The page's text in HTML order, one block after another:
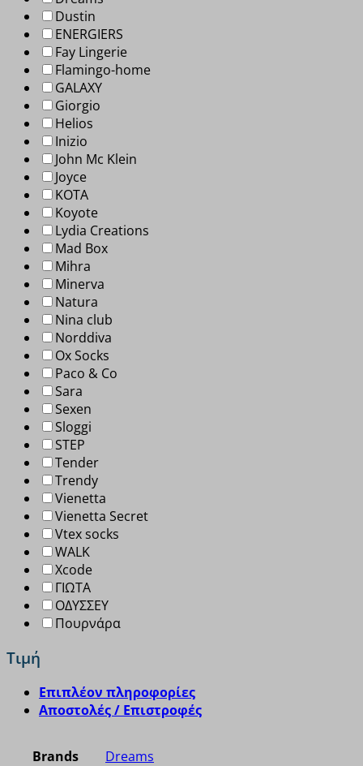
Dustin
ENERGIERS
Fay Lingerie
Flamingo-home
GALAXY
Giorgio
Helios
Inizio
John Mc Klein
Joyce
KOTA
Koyote
Lydia Creations
Mad Box
Mihra
Minerva
Natura
Nina club
Norddiva
Ox Socks
Paco & Co
Sara
Sexen
Sloggi
STEP
Tender
Trendy
Vienetta
Vienetta Secret
Vtex socks
WALK
Xcode
ΓΙΩΤΑ
ΟΔΥΣΣΕΥ
Πουρνάρα
Τιμή
Επιπλέον πληροφορίες
Αποστολές / Επιστροφές
Brands Dreams